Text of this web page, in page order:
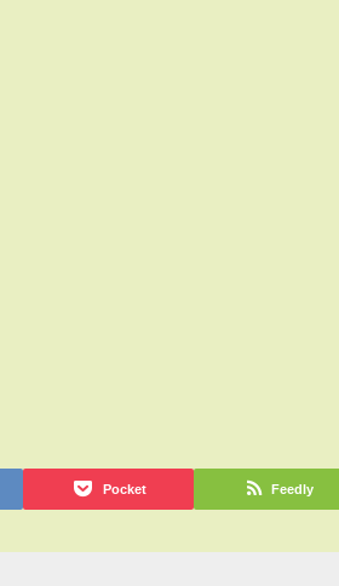
Pocket Feedly